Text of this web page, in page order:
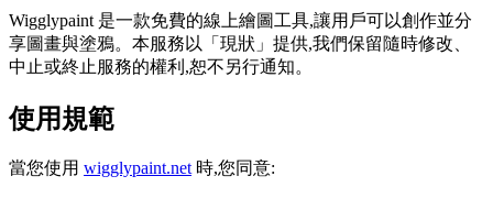
Wigglypaint 是一款免費的線上繪圖工具,讓用戶可以創作並分
享圖畫與塗鴉。本服務以「現狀」提供,我們保留隨時修改、
中止或終止服務的權利,恕不另行通知。
使用規範
當您使用 wigglypaint.net時,您同意: